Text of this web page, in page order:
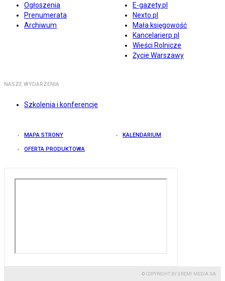
Ogłoszenia
Prenumerata
Archiwum
E-gazety.pl
Nexto.pl
Mała księgowość
Kancelarierp.pl
Wieści Rolnicze
Życie Warszawy
NASZE WYDARZENIA
Szkolenia i konferencje
MAPA STRONY KALENDARIUM
OFERTA PRODUKTOWA
© COPYRIGHT BY GREMI MEDIA SA